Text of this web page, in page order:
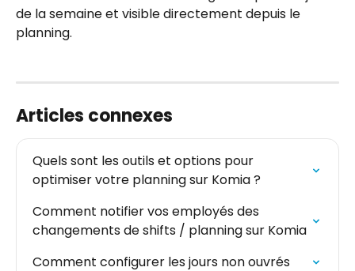
de la semaine et visible directement depuis le
planning.
Articles connexes
Quels sont les outils et options pour
optimiser votre planning sur Komia ?
Comment notifier vos employés des
changements de shifts / planning sur Komia
Comment configurer les jours non ouvrés